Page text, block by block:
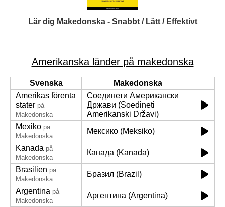
Lär dig Makedonska - Snabbt / Lätt / Effektivt
Amerikanska länder på makedonska
Svenska
Makedonska
Amerikas förenta
stater på
Makedonska
Соединети Американски
Држави (Soedineti
Amerikanski Državi)
Mexiko på
Makedonska
Мексико (Meksiko)
Kanada på
Makedonska
Канада (Kanada)
Brasilien på
Makedonska
Бразил (Brazil)
Argentina på
Makedonska
Аргентина (Argentina)